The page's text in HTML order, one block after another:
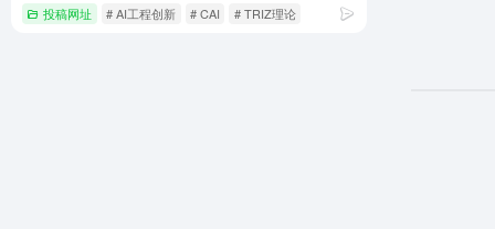
投稿网址 # AI工程创新 # CAI # TRIZ理论